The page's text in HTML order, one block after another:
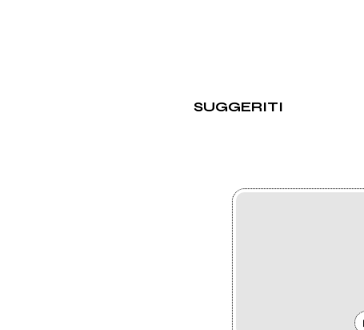
SUGGERITI